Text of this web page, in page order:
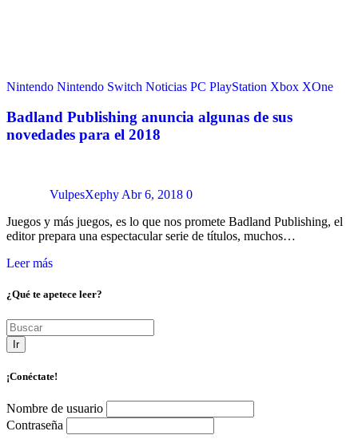
Nintendo Nintendo Switch Noticias PC PlayStation Xbox XOne
Badland Publishing anuncia algunas de sus
novedades para el 2018
VulpesXephy Abr 6, 2018 0
Juegos y más juegos, es lo que nos promete Badland Publishing, el
editor prepara una espectacular serie de títulos, muchos…
Leer más
¿Qué te apetece leer?
Ir
¡Conéctate!
Nombre de usuario
Contraseña